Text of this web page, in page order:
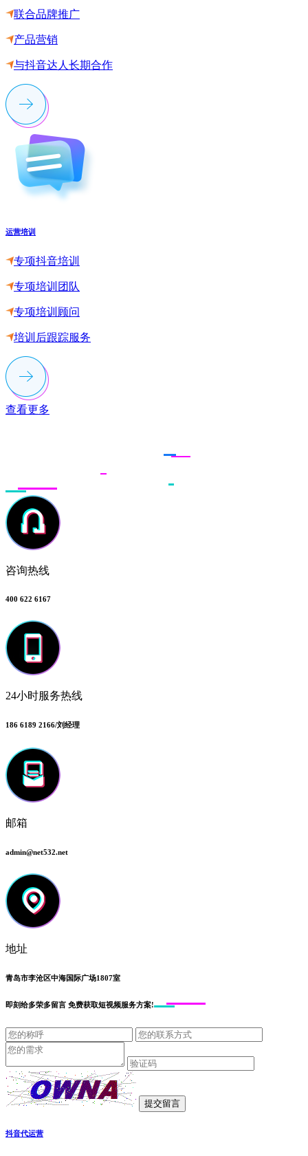
联合品牌推广
产品营销
与抖音达人长期合作
运营培训
专项抖音培训
专项培训团队
专项培训顾问
培训后跟踪服务
查看更多
咨询热线
400 622 6167
24小时服务热线
186 6189 2166/刘经理
邮箱
admin@net532.net
地址
青岛市李沧区中海国际广场1807室
即刻给多荣多留言 免费获取短视频服务方案!
抖音代运营